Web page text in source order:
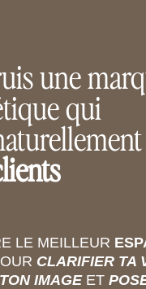
une
qui
LE MEILLEUR
CLARIFIER TA
IMAGEET